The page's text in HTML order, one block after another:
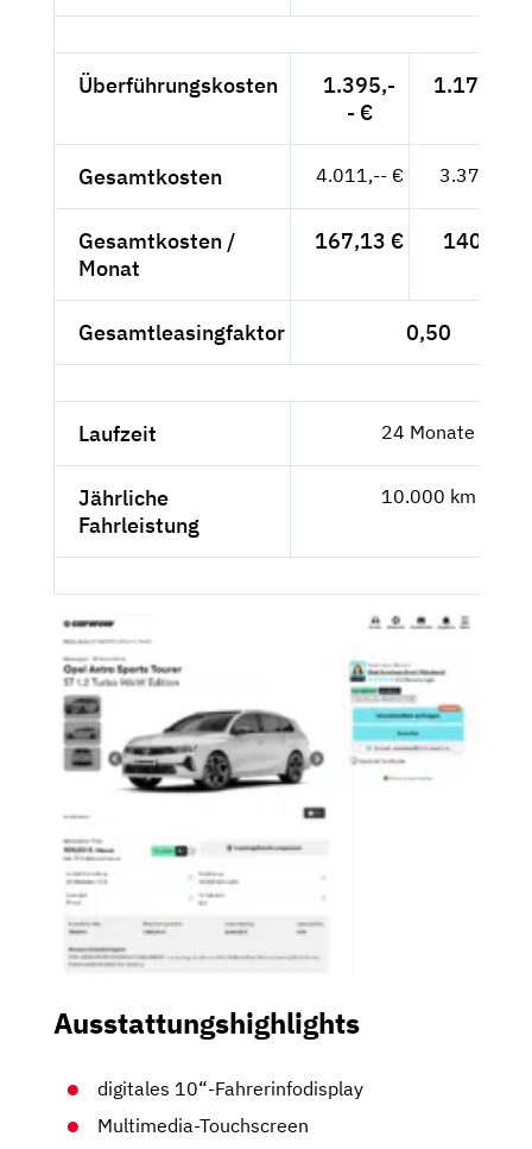
Überführungskosten
1.395,-
- €
1.172,27
Gesamtkosten 4.011,-- € 3.370,59
Gesamtkosten /
Monat
167,13 € 140,44 €
Gesamtleasingfaktor 0,50
Laufzeit 24 Monate
Jährliche
Fahrleistung
10.000 km
Ausstattungshighlights
digitales 10“-Fahrerinfodisplay
Multimedia-Touchscreen